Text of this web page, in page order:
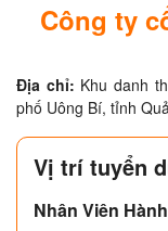
Công ty
Địa chỉ: Khu danh
phố Uông Bí, tỉnh
Vị trí tuyển
Nhân Viên